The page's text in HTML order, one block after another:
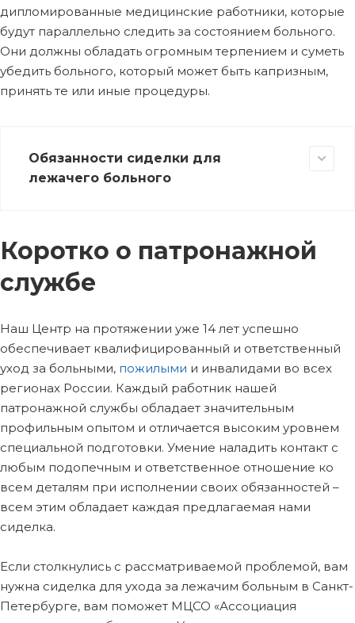
дипломированные медицинские работники, которые
будут параллельно следить за состоянием больного.
Они должны обладать огромным терпением и суметь
убедить больного, который может быть капризным,
принять те или иные процедуры.
Обязанности сиделки для
лежачего больного
Коротко о патронажной
службе
Наш Центр на протяжении уже 14 лет успешно
обеспечивает квалифицированный и ответственный
уход за больными, пожилыми и инвалидами во всех
регионах России. Каждый работник нашей
патронажной службы обладает значительным
профильным опытом и отличается высоким уровнем
специальной подготовки. Умение наладить контакт с
любым подопечным и ответственное отношение ко
всем деталям при исполнении своих обязанностей –
всем этим обладает каждая предлагаемая нами
сиделка.
Если столкнулись с рассматриваемой проблемой, вам
нужна сиделка для ухода за лежачим больным в Санкт-
Петербурге, вам поможет МЦСО «Ассоциация